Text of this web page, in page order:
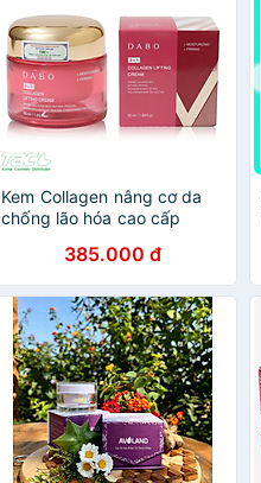
Kem Collagen nâng cơ da
chống lão hóa cao cấp
Cream ( 50ml )
385.000 đ